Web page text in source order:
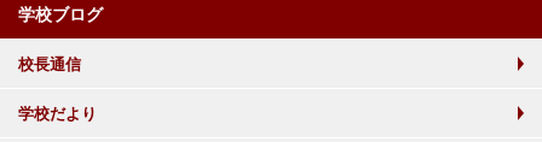
学校ブログ
校長通信
学校だより